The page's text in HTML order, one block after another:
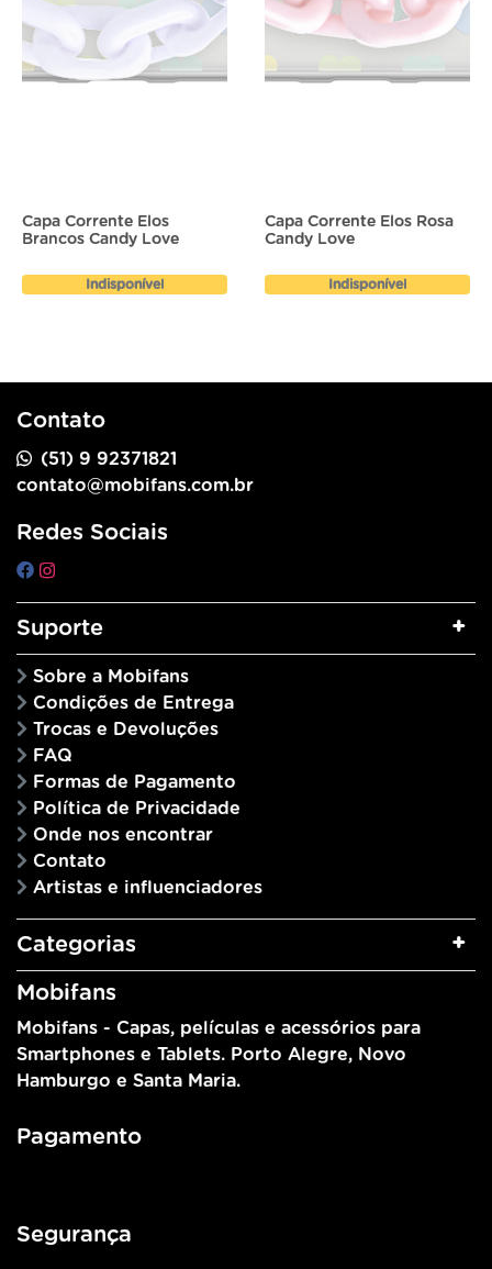
Capa Corrente Elos
Brancos Candy Love
Indisponível
Capa Corrente Elos Rosa
Candy Love
Indisponível
Contato
(51) 9 92371821
contato@mobifans.com.br
Redes Sociais
Suporte
Sobre a Mobifans
Condições de Entrega
Trocas e Devoluções
FAQ
Formas de Pagamento
Política de Privacidade
Onde nos encontrar
Contato
Artistas e influenciadores
Categorias
Mobifans
Mobifans - Capas, películas e acessórios para
Smartphones e Tablets. Porto Alegre, Novo
Hamburgo e Santa Maria.
Pagamento
Segurança